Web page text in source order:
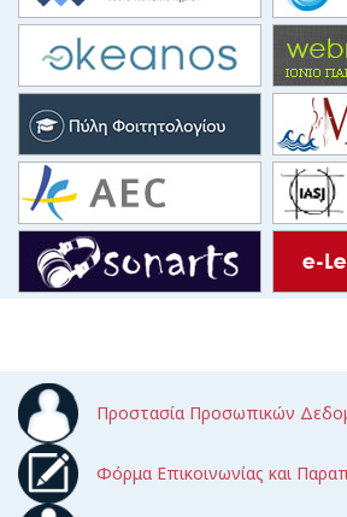
Προστασία Προσωπικών
Φόρμα Επικοινωνίας και